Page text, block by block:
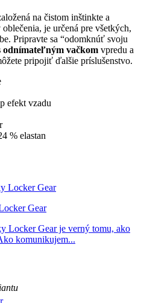
na čistom inštinkte a
je určená pre všetkých,
Pripravte sa “odomknúť svoju
odnímateľným vačkom vpredu a
pripojiť ďalšie príslušenstvo.
efekt vzadu
% elastan
Gear
Locker Gear je verný tomu, ako
komunikujem...